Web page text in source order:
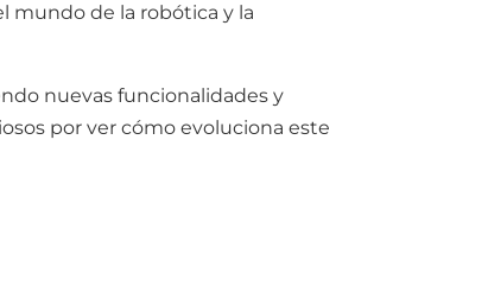
mundo de la robótica y la
nuevas funcionalidades y
por ver cómo evoluciona este